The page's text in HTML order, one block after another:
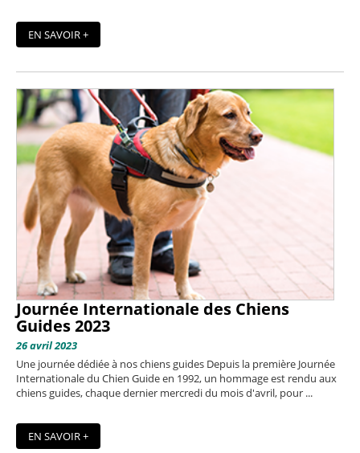
EN SAVOIR +
Journée Internationale des Chiens
Guides 2023
26 avril 2023
Une journée dédiée à nos chiens guides Depuis la première Journée
Internationale du Chien Guide en 1992, un hommage est rendu aux
chiens guides, chaque dernier mercredi du mois d'avril, pour ...
EN SAVOIR +